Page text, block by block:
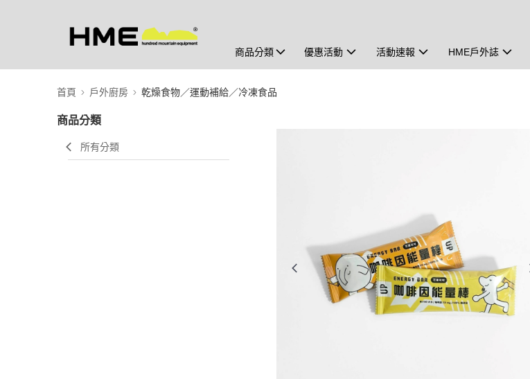
商品分類 優惠活動 活動速報 HME戶外誌
首頁 戶外廚房 乾燥食物／運動補給／冷凍食品
商品分類
所有分類